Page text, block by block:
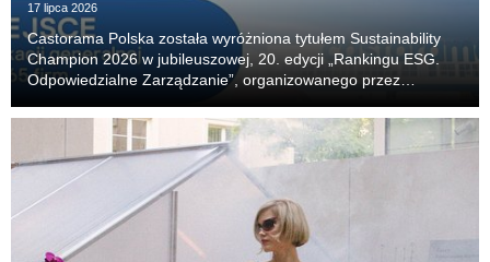
17 lipca 2026
Castorama Polska została wyróżniona tytułem Sustainability
Champion 2026 w jubileuszowej, 20. edycji „Rankingu ESG.
Odpowiedzialne Zarządzanie”, organizowanego przez
miejsce w klasyfikacji generalnej, obejmującej 65 n...